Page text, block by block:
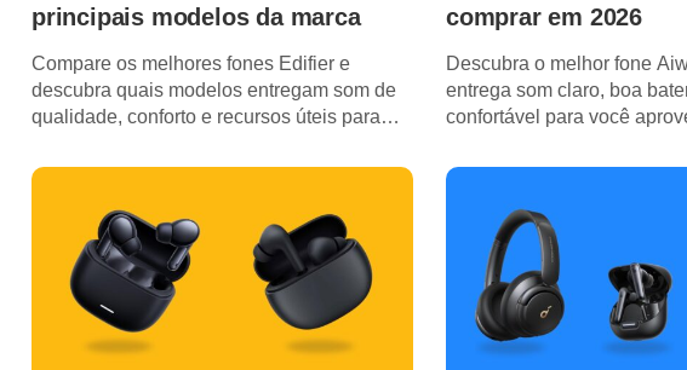
principais modelos da marca
Compare os melhores fones Edifier e
descubra quais modelos entregam som de
qualidade, conforto e recursos úteis para
comprar em 2026
Descubra o melhor fone
entrega som claro, boa
confortável para você